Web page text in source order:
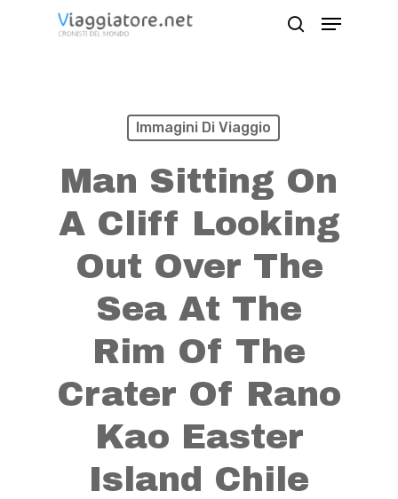
Menu
Immagini Di Viaggio
Man Sitting On
A Cliff Looking
Out Over The
Sea At The
Rim Of The
Crater Of Rano
Kao Easter
Island Chile